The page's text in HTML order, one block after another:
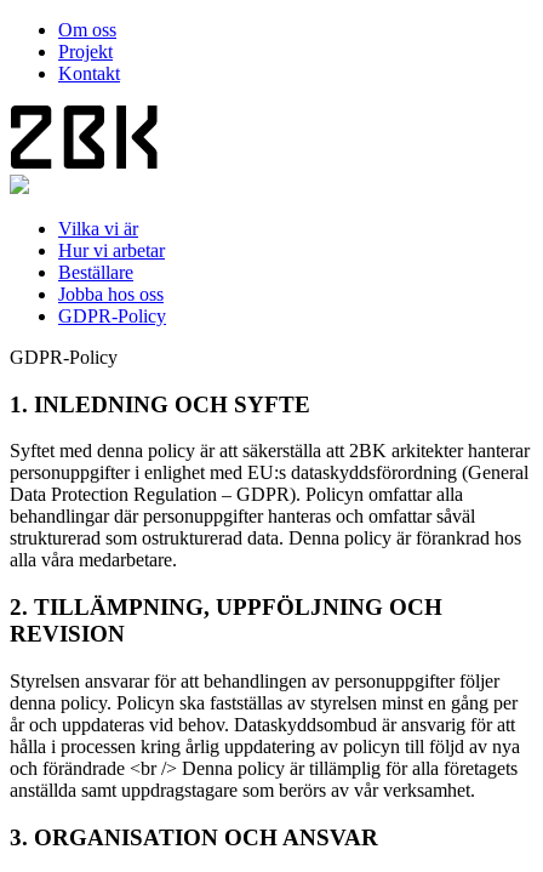
Om oss
Projekt
Kontakt
Vilka vi är
Hur vi arbetar
Beställare
Jobba hos oss
GDPR-Policy
GDPR-Policy
1. INLEDNING OCH SYFTE
Syftet med denna policy är att säkerställa att 2BK arkitekter hanterar
personuppgifter i enlighet med EU:s dataskyddsförordning (General
Data Protection Regulation – GDPR). Policyn omfattar alla
behandlingar där personuppgifter hanteras och omfattar såväl
strukturerad som ostrukturerad data. Denna policy är förankrad hos
alla våra medarbetare.
2. TILLÄMPNING, UPPFÖLJNING OCH
REVISION
Styrelsen ansvarar för att behandlingen av personuppgifter följer
denna policy. Policyn ska fastställas av styrelsen minst en gång per
år och uppdateras vid behov. Dataskyddsombud är ansvarig för att
hålla i processen kring årlig uppdatering av policyn till följd av nya
och förändrade <br /> Denna policy är tillämplig för alla företagets
anställda samt uppdragstagare som berörs av vår verksamhet.
3. ORGANISATION OCH ANSVAR